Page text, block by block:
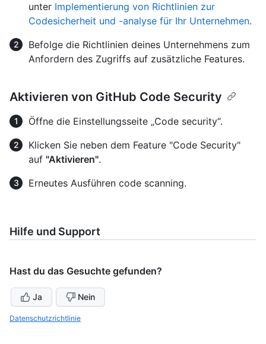
unter Implementierung von Richtlinien zur
Codesicherheit und -analyse für Ihr Unternehmen.
Befolge die Richtlinien deines Unternehmens zum
Anfordern des Zugriffs auf zusätzliche Features.
Aktivieren von GitHub Code Security
Öffne die Einstellungsseite „Code security“.
Klicken Sie neben dem Feature "Code Security"
auf "Aktivieren".
Erneutes Ausführen code scanning.
Hilfe und Support
Hast du das Gesuchte gefunden?
Ja Nein
Datenschutzrichtlinie